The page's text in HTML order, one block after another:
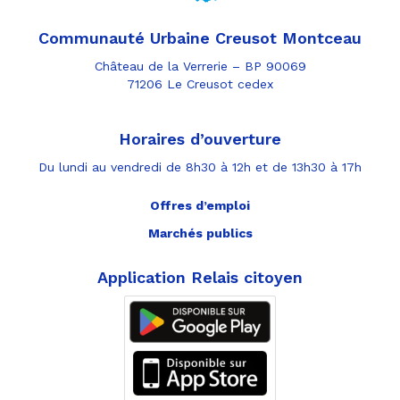
Communauté Urbaine Creusot Montceau
Château de la Verrerie – BP 90069
71206 Le Creusot cedex
Horaires d’ouverture
Du lundi au vendredi de 8h30 à 12h et de 13h30 à 17h
Offres d’emploi
Marchés publics
Application Relais citoyen